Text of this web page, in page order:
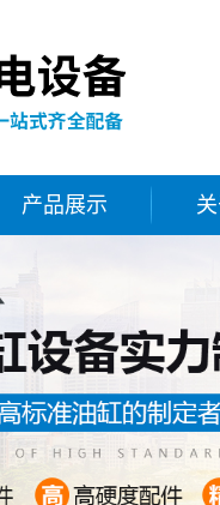
产品展示